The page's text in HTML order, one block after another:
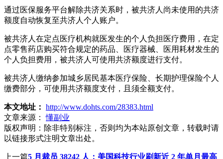
通过医保服务平台解除共济关系时，被共济人尚未使用的共济
额度自动恢复至共济人个人账户。
被共济人在定点医疗机构就医发生的个人负担医疗费用，在定
点零售药店购买符合规定的药品、医疗器械、医用耗材发生的
个人负担费用，被共济人可使用共济额度进行支付。
被共济人缴纳参加城乡居民基本医疗保险、长期护理保险个人
缴费部分，可使用共济额度支付，且须全额支付。
本文地址： http://www.dohts.com/28383.html
文章来源：
懂副业
版权声明： 除非特别标注，否则均为本站原创文章，转载时请
以链接形式注明文章出处。
上一篇5 月裁员 38242 人：美国科技行业刷新近 2 年单月最高